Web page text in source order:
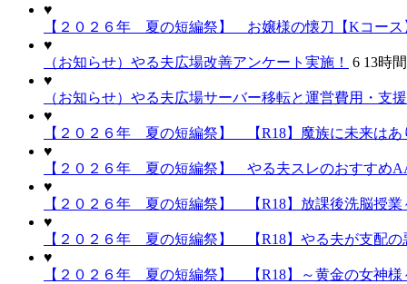
♥
【２０２６年 夏の短編祭】 お嬢様の懐刀【Kコース
♥
（お知らせ）やる夫広場改善アンケート実施！
6 13時
♥
（お知らせ）やる夫広場サーバー移転と運営費用・支
♥
【２０２６年 夏の短編祭】 【R18】魔族に未来は
♥
【２０２６年 夏の短編祭】 やる夫スレのおすすめ
♥
【２０２６年 夏の短編祭】 【R18】放課後洗脳授
♥
【２０２６年 夏の短編祭】 【R18】やる夫が支配の
♥
【２０２６年 夏の短編祭】 【R18】～黄金の女神